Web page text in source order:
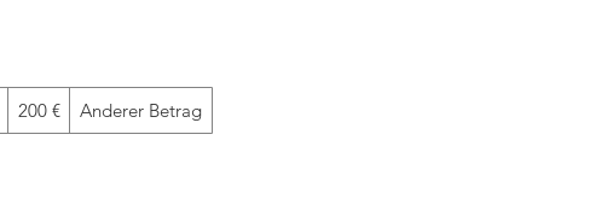
200 € Anderer Betrag